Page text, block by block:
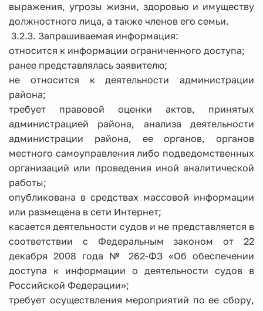
выражения, угрозы жизни, здоровью и имуществу
должностного лица, а также членов его семьи.
3.2.3. Запрашиваемая информация:
относится к информации ограниченного доступа;
ранее представлялась заявителю;
не относится к деятельности администрации
района;
требует правовой оценки актов, принятых
администрацией района, анализа деятельности
администрации района, ее органов, органов
местного самоуправления либо подведомственных
организаций или проведения иной аналитической
работы;
опубликована в средствах массовой информации
или размещена в сети Интернет;
касается деятельности судов и не представляется в
соответствии с Федеральным законом от 22
декабря 2008 года № 262-ФЗ «Об обеспечении
доступа к информации о деятельности судов в
Российской Федерации»;
требует осуществления мероприятий по ее сбору,